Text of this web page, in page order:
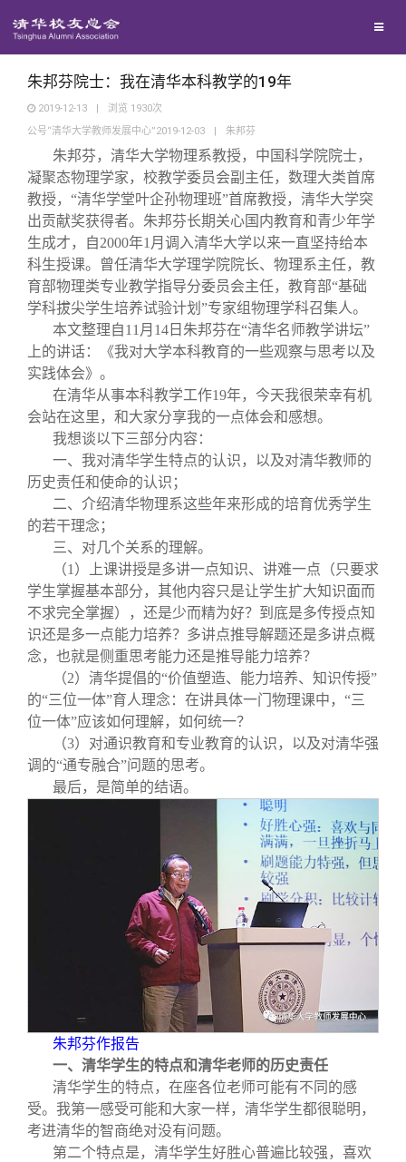
西南联大校友会
义工计划
新媒体平台
青春风采
校友文苑
校友讲坛
校友视界
校友服务
终身学习
信息化服务
三创大赛
校友总会
总会简介
会长致辞
理事会名单
制度法规
联系我们
关闭
朱邦芬院士：我在清华本科教学的19年
2019-12-13 | 浏览 1930次
公号“清华大学教师发展中心”2019-12-03
| 朱邦芬
朱邦芬，清华大学物理系教授，中国科学院院士，
凝聚态物理学家，校教学委员会副主任，数理大类首席
教授，“清华学堂叶企孙物理班”首席教授，清华大学突
出贡献奖获得者。朱邦芬长期关心国内教育和青少年学
生成才，自2000年1月调入清华大学以来一直坚持给本
科生授课。曾任清华大学理学院院长、物理系主任，教
育部物理类专业教学指导分委员会主任，教育部“基础
学科拔尖学生培养试验计划”专家组物理学科召集人。
本文整理自11月14日朱邦芬在“清华名师教学讲坛”
上的讲话：《我对大学本科教育的一些观察与思考以及
实践体会》。
在清华从事本科教学工作19年，今天我很荣幸有机
会站在这里，和大家分享我的一点体会和感想。
我想谈以下三部分内容：
一、我对清华学生特点的认识，以及对清华教师的
历史责任和使命的认识；
二、介绍清华物理系这些年来形成的培育优秀学生
的若干理念；
三、对几个关系的理解。
（1）上课讲授是多讲一点知识、讲难一点（只要求
学生掌握基本部分，其他内容只是让学生扩大知识面而
不求完全掌握），还是少而精为好？到底是多传授点知
识还是多一点能力培养？多讲点推导解题还是多讲点概
念，也就是侧重思考能力还是推导能力培养？
（2）清华提倡的“价值塑造、能力培养、知识传授”
的“三位一体”育人理念：在讲具体一门物理课中，“三
位一体”应该如何理解，如何统一？
（3）对通识教育和专业教育的认识，以及对清华强
调的“通专融合”问题的思考。
最后，是简单的结语。
朱邦芬作报告
一、清华学生的特点和清华老师的历史责任
清华学生的特点，在座各位老师可能有不同的感
受。我第一感受可能和大家一样，清华学生都很聪明，
考进清华的智商绝对没有问题。
第二个特点是，清华学生好胜心普遍比较强，喜欢